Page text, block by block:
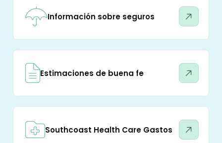
Información sobre seguros
Estimaciones de buena fe
Southcoast Health Care Gastos